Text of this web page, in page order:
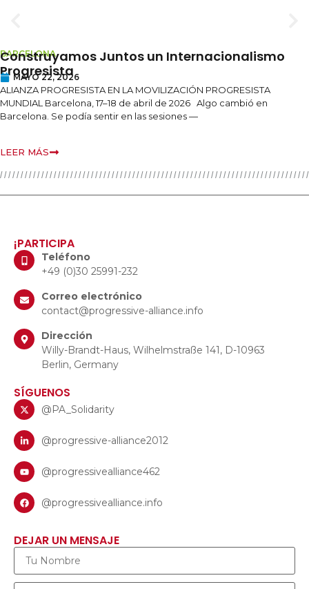
BARCELONA
Construyamos Juntos un Internacionalismo
Progresista
MAYO 22, 2026
ALIANZA PROGRESISTA EN LA MOVILIZACIÓN PROGRESISTA
MUNDIAL Barcelona, 17–18 de abril de 2026 Algo cambió en
Barcelona. Se podía sentir en las sesiones —
LEER MÁS
¡PARTICIPA
Teléfono
+49 (0)30 25991-232
Correo electrónico
contact@progressive-alliance.info
Dirección
Willy-Brandt-Haus, Wilhelmstraße 141, D-10963
Berlin, Germany
SÍGUENOS
@PA_Solidarity
@progressive-alliance2012
@progressivealliance462
@progressivealliance.info
DEJAR UN MENSAJE